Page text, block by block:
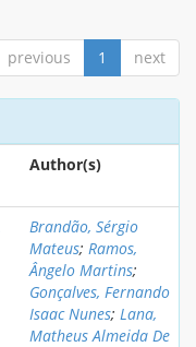
previous 1 next
Author(s)
Brandão, Sérgio
Mateus; Ramos,
Ângelo Martins;
Gonçalves, Fernando
Isaac Nunes; Lana,
Matheus Almeida De